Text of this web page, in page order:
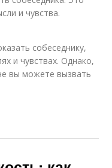
и чувства.
собеседнику,
и чувствах. Однако,
вы можете вызвать